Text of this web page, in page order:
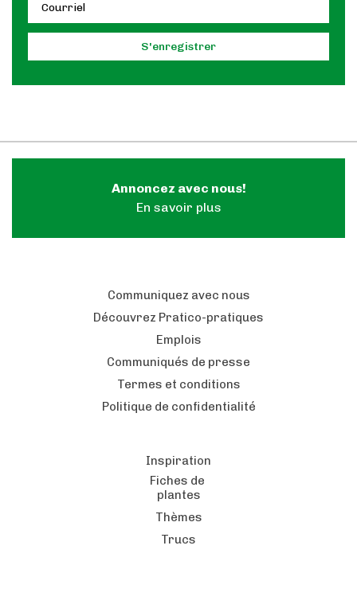
Annoncez avec nous!
En savoir plus
Communiquez avec nous
Découvrez Pratico-pratiques
Emplois
Communiqués de presse
Termes et conditions
Politique de confidentialité
Inspiration
Fiches de
plantes
Thèmes
Trucs